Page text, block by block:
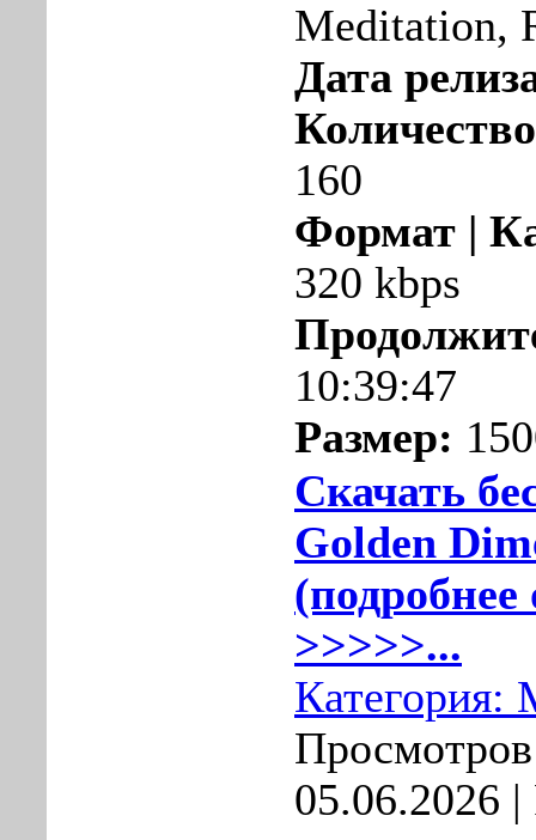
Meditation,
Дата
160
Формат |
320 kbps
10:39:47
Размер:
Скачать
Golden
(подробнее
>>>>>...
Категория:
05.06.2026 |